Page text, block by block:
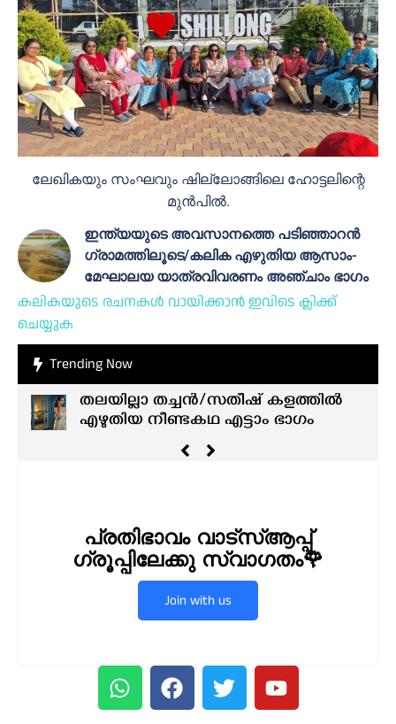
ലേഖികയും സംഘവും ഷില്ലോങ്ങിലെ ഹോട്ടലിന്റെ
മുൻപിൽ.
ഇന്ത്യയുടെ അവസാനത്തെ പടിഞ്ഞാറൻ
ഗ്രാമത്തിലൂടെ/കലിക എഴുതിയ ആസാം-
മേഘാലയ യാത്രവിവരണം അഞ്ചാം ഭാഗം
കലികയുടെ രചനകൾ വായിക്കാൻ ഇവിടെ ക്ലിക്ക്
ചെയ്യുക
Trending Now
തലയില്ലാ തച്ചൻ/സതീഷ് കളത്തിൽ
എഴുതിയ നീണ്ടകഥ എട്ടാം ഭാഗം
പ്രതിഭാവം വാട്സ്ആപ്പ്
ഗ്രൂപ്പിലേക്കു സ്വാഗതം🌹
Join with us